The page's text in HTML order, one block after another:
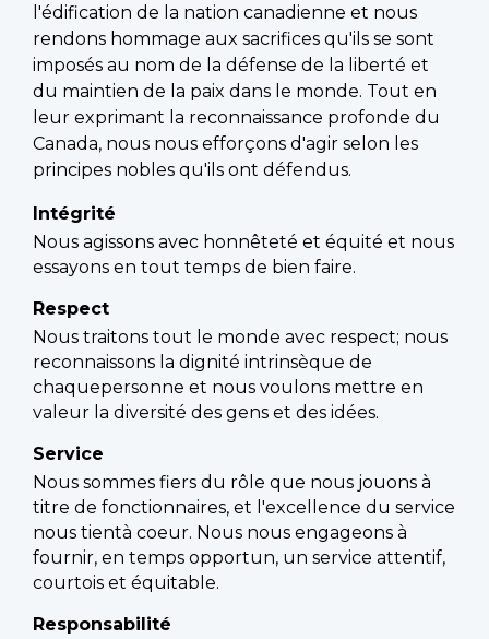
l'édification de la nation canadienne et nous
rendons hommage aux sacrifices qu'ils se sont
imposés au nom de la défense de la liberté et
du maintien de la paix dans le monde. Tout en
leur exprimant la reconnaissance profonde du
Canada, nous nous efforçons d'agir selon les
principes nobles qu'ils ont défendus.
Intégrité
Nous agissons avec honnêteté et équité et nous
essayons en tout temps de bien faire.
Respect
Nous traitons tout le monde avec respect; nous
reconnaissons la dignité intrinsèque de
chaquepersonne et nous voulons mettre en
valeur la diversité des gens et des idées.
Service
Nous sommes fiers du rôle que nous jouons à
titre de fonctionnaires, et l'excellence du service
nous tientà coeur. Nous nous engageons à
fournir, en temps opportun, un service attentif,
courtois et équitable.
Responsabilité